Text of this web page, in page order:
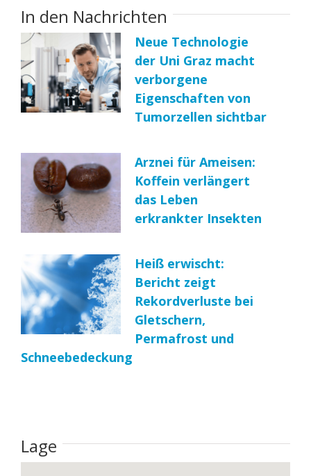
In den Nachrichten
Neue Technologie
der Uni Graz macht
verborgene
Eigenschaften von
Tumorzellen sichtbar
Arznei für Ameisen:
Koffein verlängert
das Leben
erkrankter Insekten
Heiß erwischt:
Bericht zeigt
Rekordverluste bei
Gletschern,
Permafrost und
Schneebedeckung
Lage